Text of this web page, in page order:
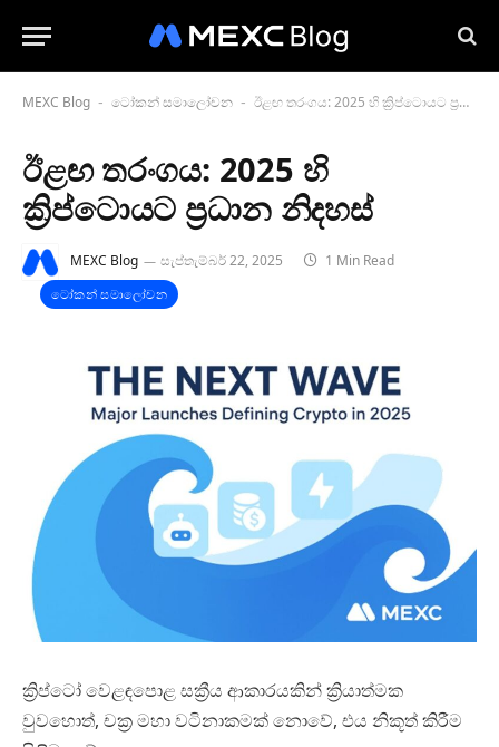
MEXC Blog - ටෝකන් සමාලෝචන - ඊළඟ තරංගය: 2025 හි ක්‍රිප්ටොයට ප්‍රධාන නිදහස්
ඊළඟ තරංගය: 2025 හි
ක්‍රිප්ටොයට ප්‍රධාන නිදහස්
MEXC Blog සැප්තැම්බර් 22, 2025 1 Min Read
ටෝකන් සමාලෝචන
ක්‍රිප්ටෝ වෙළඳපොළ සක්‍රීය ආකාරයකින් ක්‍රියාත්මක
වුවහොත්, චක්‍ර මහා වටිනාකමක් නොවේ, එය නිකූත් කිරීම